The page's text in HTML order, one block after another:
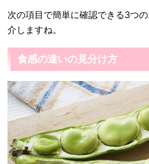
次の項目で簡単に確認できる3つ
介しますね。
食感の違いの見分け方